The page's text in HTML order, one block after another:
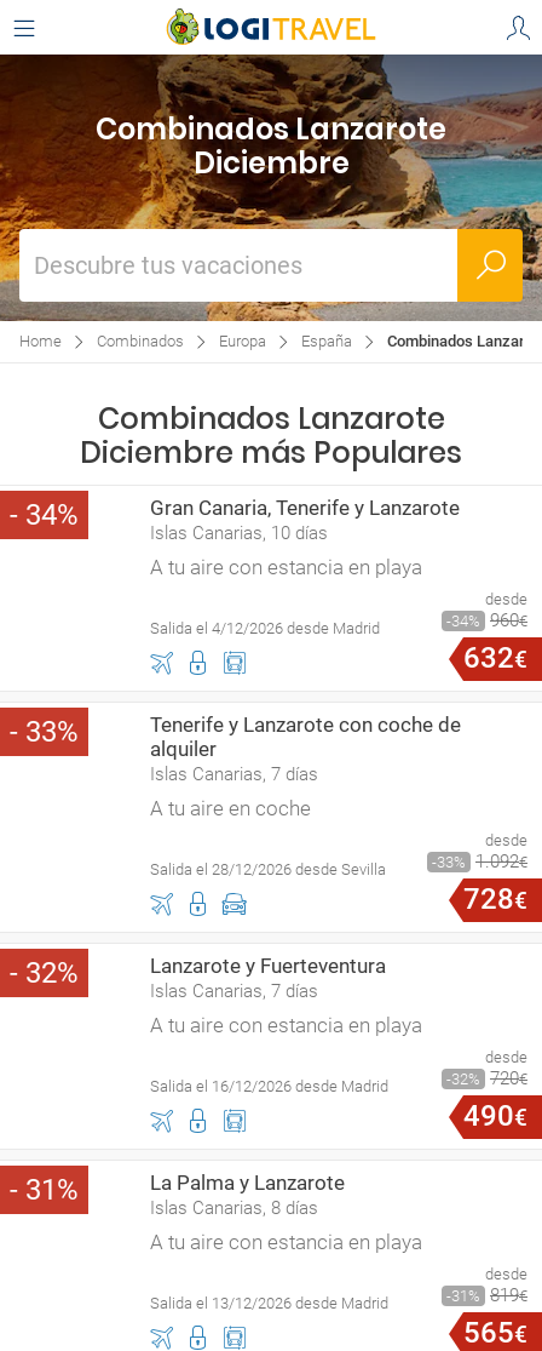
Combinados Lanzarote
Diciembre
Descubre tus vacaciones
Home Combinados Europa España Combinados
Combinados Lanzarote
Diciembre más Populares
34 Gran Canaria, Tenerife y Lanzarote
Islas Canarias, 10 días
A tu aire con estancia en playa
Salida el 4/12/2026 desde Madrid
desde
34
960€
632€
33
Tenerife y Lanzarote con coche de
alquiler
Islas Canarias, 7 días
A tu aire en coche
Salida el 28/12/2026 desde Sevilla
desde
33
1.092€
728€
32 Lanzarote y Fuerteventura
Islas Canarias, 7 días
A tu aire con estancia en playa
Salida el 16/12/2026 desde Madrid
desde
32
720€
490€
31 La Palma y Lanzarote
Islas Canarias, 8 días
A tu aire con estancia en playa
Salida el 13/12/2026 desde Madrid
desde
31
819€
565€